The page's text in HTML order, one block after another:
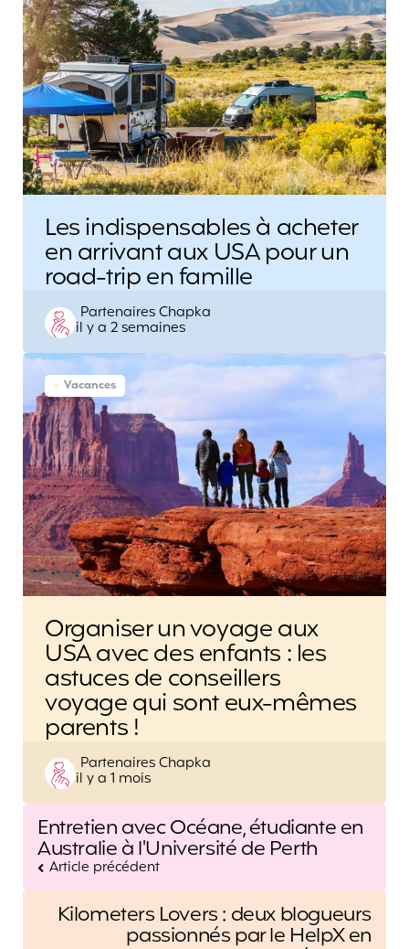
Les indispensables à acheter
en arrivant aux USA pour un
road-trip en famille
Posted
by
Partenaires Chapka
il y a 2 semaines
Vacances
Organiser un voyage aux
USA avec des enfants : les
astuces de conseillers
voyage qui sont eux-mêmes
parents !
Posted
by
Partenaires Chapka
il y a 1 mois
Post
navigation
Entretien avec Océane, étudiante en
Australie à l'Université de Perth
Article précédent
Kilometers Lovers : deux blogueurs
passionnés par le HelpX en